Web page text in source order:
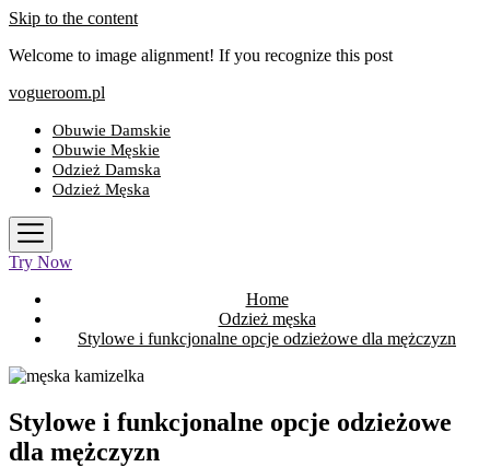
Skip to the content
Welcome to image alignment! If you recognize this post
vogueroom.pl
Obuwie Damskie
Obuwie Męskie
Odzież Damska
Odzież Męska
Try Now
Home
Odzież męska
Stylowe i funkcjonalne opcje odzieżowe dla mężczyzn
Stylowe i funkcjonalne opcje odzieżowe
dla mężczyzn